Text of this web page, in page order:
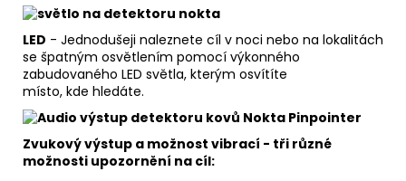
LED - Jednodušeji naleznete cíl v noci nebo na lokalitách
se špatným osvětlením pomocí výkonného
zabudovaného LED světla, kterým osvítíte
místo, kde hledáte.
Zvukový výstup a možnost vibrací - tři různé
možnosti upozornění na cíl: